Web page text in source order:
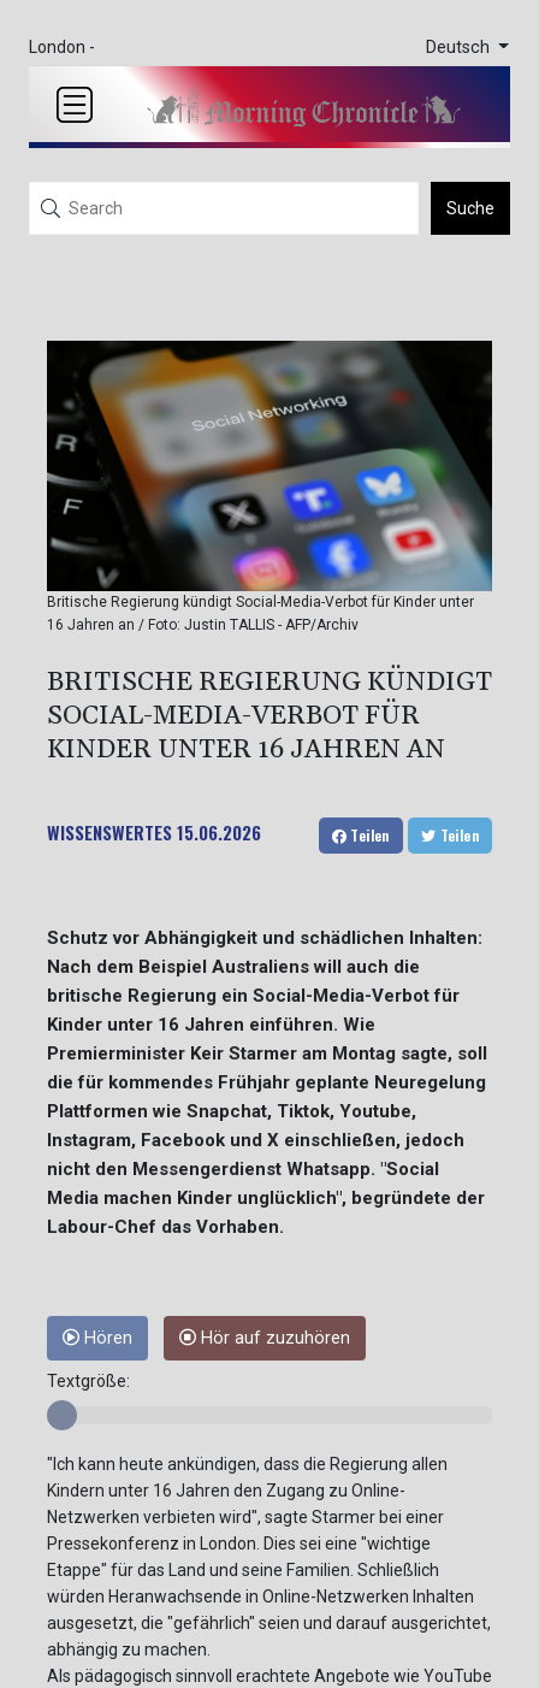
London - Deutsch
Suche
Britische Regierung kündigt Social-Media-Verbot für Kinder unter
16 Jahren an / Foto: Justin TALLIS - AFP/Archiv
BRITISCHE REGIERUNG KÜNDIGT
SOCIAL-MEDIA-VERBOT FÜR
KINDER UNTER 16 JAHREN AN
WISSENSWERTES15.06.2026 Teilen Teilen
Schutz vor Abhängigkeit und schädlichen Inhalten:
Nach dem Beispiel Australiens will auch die
britische Regierung ein Social-Media-Verbot für
Kinder unter 16 Jahren einführen. Wie
Premierminister Keir Starmer am Montag sagte, soll
die für kommendes Frühjahr geplante Neuregelung
Plattformen wie Snapchat, Tiktok, Youtube,
Instagram, Facebook und X einschließen, jedoch
nicht den Messengerdienst Whatsapp. "Social
Media machen Kinder unglücklich", begründete der
Labour-Chef das Vorhaben.
Hören Hör auf zuzuhören
Textgröße:
"Ich kann heute ankündigen, dass die Regierung allen
Kindern unter 16 Jahren den Zugang zu Online-
Netzwerken verbieten wird", sagte Starmer bei einer
Pressekonferenz in London. Dies sei eine "wichtige
Etappe" für das Land und seine Familien. Schließlich
würden Heranwachsende in Online-Netzwerken Inhalten
ausgesetzt, die "gefährlich" seien und darauf ausgerichtet,
abhängig zu machen.
Als pädagogisch sinnvoll erachtete Angebote wie YouTube